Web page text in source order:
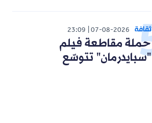
ثقافة 07-08-2026
23:09
حملة مقاطعة فيلم
"سبايدرمان" تتوسّع